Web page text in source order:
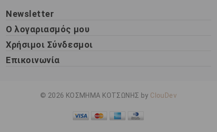
Newsletter
Ο λογαριασμός μου
Χρήσιμοι Σύνδεσμοι
Επικοινωνία
© 2026 ΚΟΣΜΗΜΑ ΚΟΤΣΩΝΗΣ by ClouDev